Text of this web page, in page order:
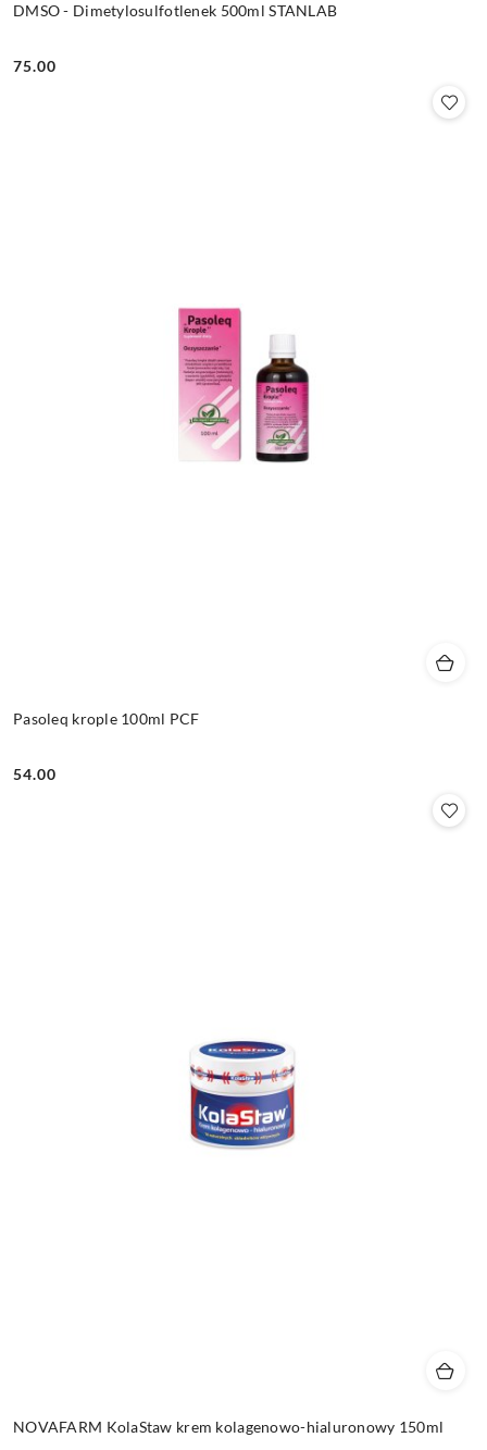
DMSO - Dimetylosulfotlenek 500ml STANLAB
Cena:
75.00
Pasoleq krople 100ml PCF
Cena:
54.00
NOVAFARM KolaStaw krem kolagenowo-hialuronowy 150ml